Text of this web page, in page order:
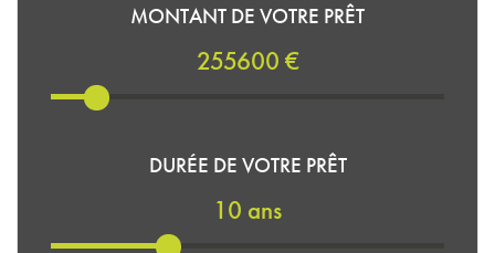
MONTANT DE VOTRE PRÊT
255600 €
DURÉE DE VOTRE PRÊT
10 ans